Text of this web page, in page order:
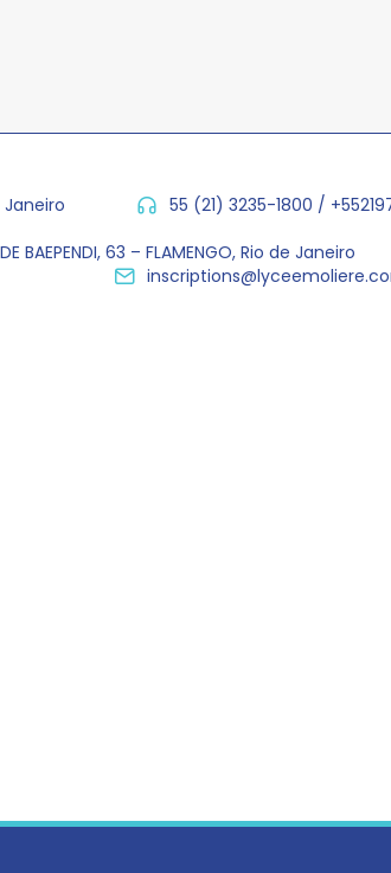
Janeiro 55 (21) 3235-1800 /
BAEPENDI, 63 – FLAMENGO, Rio de Janeiro